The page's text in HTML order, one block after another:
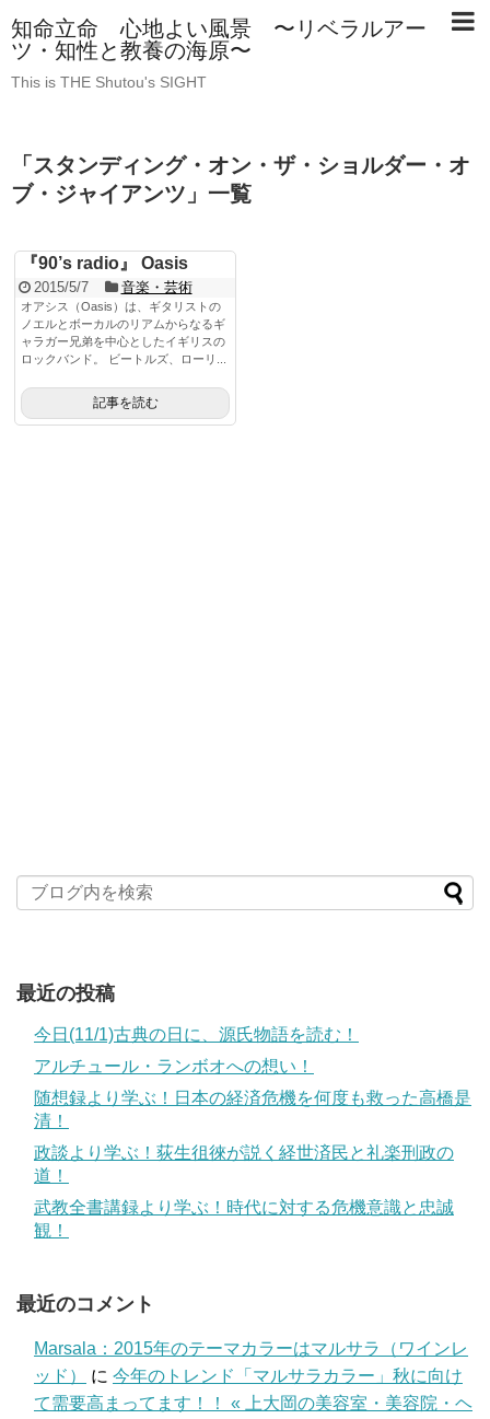
知命立命 心地よい風景 〜リベラルアー
ツ・知性と教養の海原〜
This is THE Shutou's SIGHT
「 スタンディング・オン・ザ・ショルダー・オ
ブ・ジャイアンツ 」 一覧
『90’s radio』 Oasis
2015/5/7 音楽・芸術
オアシス（Oasis）は、ギタリストの
ノエルとボーカルのリアムからなるギ
ャラガー兄弟を中心としたイギリスの
ロックバンド。 ビートルズ、ローリ...
記事を読む
最近の投稿
今日(11/1)古典の日に、源氏物語を読む！
アルチュール・ランボオへの想い！
随想録より学ぶ！日本の経済危機を何度も救った高橋是
清！
政談より学ぶ！荻生徂徠が説く経世済民と礼楽刑政の
道！
武教全書講録より学ぶ！時代に対する危機意識と忠誠
観！
最近のコメント
Marsala：2015年のテーマカラーはマルサラ（ワインレ
ッド）
に 今年のトレンド「マルサラカラー」秋に向け
て需要高まってます！！ « 上大岡の美容室・美容院・ヘ